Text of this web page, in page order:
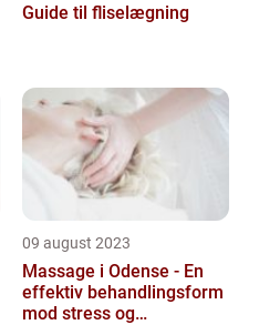
Guide til fliselægning
09 august 2023
Massage i Odense - En
effektiv behandlingsform
mod stress og